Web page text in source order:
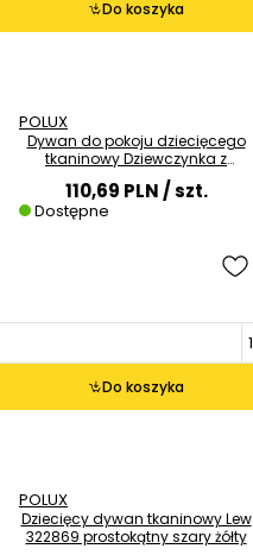
Do koszyka
POLUX
Dywan do pokoju dziecięcego
tkaninowy Dziewczynka z
kotkiem 322715 kolorowy
110,69 PLN/ szt.
Dostępne
Do koszyka
POLUX
Dziecięcy dywan tkaninowy Lew
322869 prostokątny szary żółty